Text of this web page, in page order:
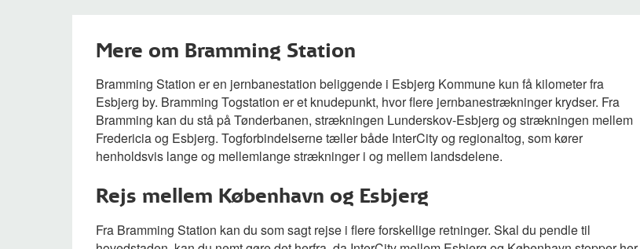
Mere om Bramming Station
Bramming Station er en jernbanestation beliggende i Esbjerg Kommune kun få kilometer fra
Esbjerg by. Bramming Togstation er et knudepunkt, hvor flere jernbanestrækninger krydser. Fra
Bramming kan du stå på Tønderbanen, strækningen Lunderskov-Esbjerg og strækningen mellem
Fredericia og Esbjerg. Togforbindelserne tæller både InterCity og regionaltog, som kører
henholdsvis lange og mellemlange strækninger i og mellem landsdelene.
Rejs mellem København og Esbjerg
Fra Bramming Station kan du som sagt rejse i flere forskellige retninger. Skal du pendle til